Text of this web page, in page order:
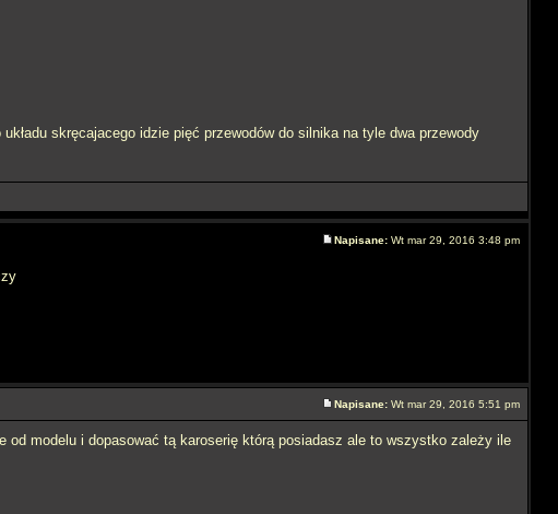
skręcajacego idzie pięć przewodów do silnika na tyle dwa przewody
Napisane: Wt mar 29, 2016 3:48 pm
Napisane: Wt mar 29, 2016 5:51 pm
modelu i dopasować tą karoserię którą posiadasz ale to wszystko zależy ile